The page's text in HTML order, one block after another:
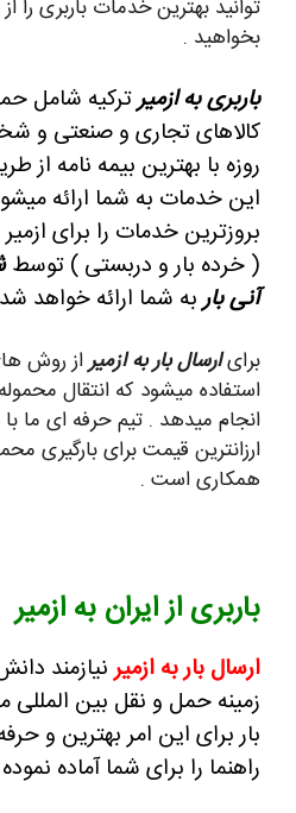
توانید بهترین خدمات باربری را
بخواهید .
باربری به ازمیرترکیه شامل
کالاهای تجاری و صنعتی و
روزه با بهترین بیمه نامه
این خدمات به شما ارائه
بروزترین خدمات را برای
( خرده بار و دربستی ) توسط
آنی باربه شما ارائه خواهد
برایارسال بار به ازمیراز روش
استفاده میشود که انتقال
انجام میدهد . تیم حرفه ای ما
ارزانترین قیمت برای بارگیری
همکاری است .
باربری از ایران به ازمیر
ارسال بار به ازمیرنیازمند
زمینه حمل و نقل بین
بار برای این امر بهترین و
راهنما را برای شما آماده